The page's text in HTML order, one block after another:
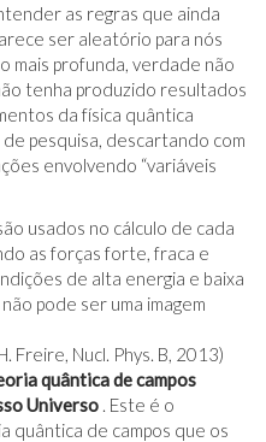
as regras que ainda
ser aleatório para nós
mais profunda, verdade não
tenha produzido resultados
da física quântica
pesquisa, descartando com
envolvendo “variáveis
usados ​​no cálculo de cada
as forças forte, fraca e
de alta energia e baixa
pode ser uma imagem
Freire, Nucl. Phys. B, 2013)
quântica de campos
Universo . Este é o
quântica de campos que os